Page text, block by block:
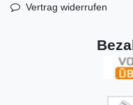
Vertrag widerrufen